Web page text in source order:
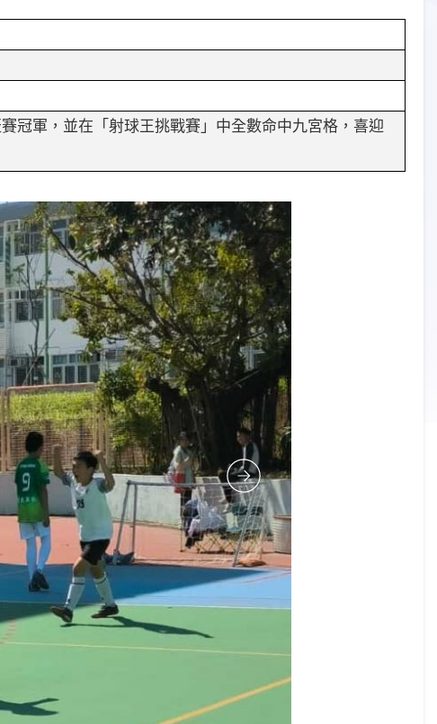
冠軍，並在「射球王挑戰賽」中全數命中九宮格，喜迎